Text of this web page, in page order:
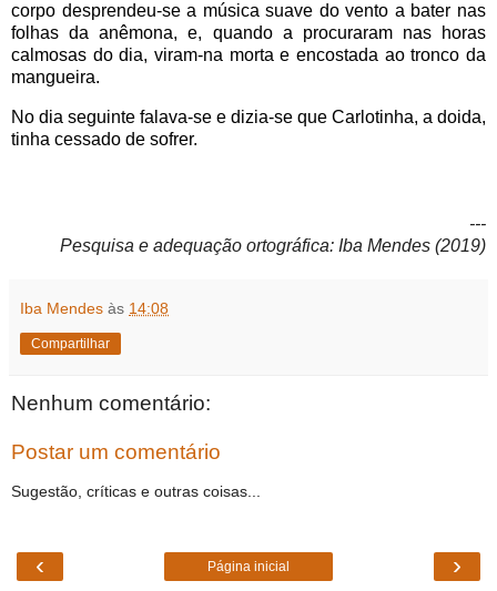
corpo desprendeu-se a música suave do vento a bater nas
folhas da anêmona, e, quando a procuraram nas horas
calmosas do dia, viram-na morta e encostada ao tronco da
mangueira.
No dia seguinte falava-se e dizia-se que Carlotinha, a doida,
tinha cessado de sofrer.
---
Pesquisa e adequação ortográfica: Iba Mendes (2019)
Iba Mendes às 14:08
Compartilhar
Nenhum comentário:
Postar um comentário
Sugestão, críticas e outras coisas...
‹ ›
Página inicial